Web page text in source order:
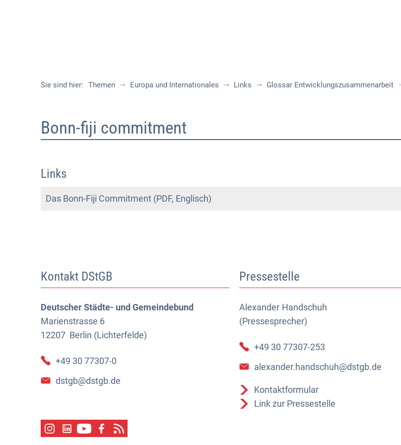
Sie sind hier: Themen Europa und Internationales Links Glossar Entwicklungszusammenarbeit
Commitment
Bonn-fiji commitment
Links
Das Bonn-Fiji Commitment (PDF, Englisch)
Kontakt DStGB
Deutscher Städte- und Gemeindebund
Marienstrasse 6
12207 Berlin (Lichterfelde)
+49 30 77307-0
dstgb@dstgb.de
Pressestelle
Alexander Handschuh
(Pressesprecher)
Alexander Handschuh (Pressesprecher)
+49 30 77307-253
alexander.handschuh@dstgb.de
Kontaktformular
Link zur Pressestelle